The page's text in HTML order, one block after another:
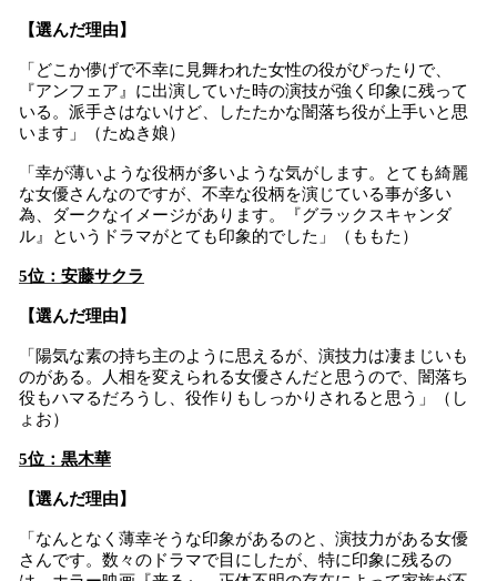
【選んだ理由】
「どこか儚げで不幸に見舞われた女性の役がぴったりで、
『アンフェア』に出演していた時の演技が強く印象に残って
いる。派手さはないけど、したたかな闇落ち役が上手いと思
います」（たぬき娘）
「幸が薄いような役柄が多いような気がします。とても綺麗
な女優さんなのですが、不幸な役柄を演じている事が多い
為、ダークなイメージがあります。『グラックスキャンダ
ル』というドラマがとても印象的でした」（ももた）
5位：安藤サクラ
【選んだ理由】
「陽気な素の持ち主のように思えるが、演技力は凄まじいも
のがある。人相を変えられる女優さんだと思うので、闇落ち
役もハマるだろうし、役作りもしっかりされると思う」（し
ょお）
5位：黒木華
【選んだ理由】
「なんとなく薄幸そうな印象があるのと、演技力がある女優
さんです。数々のドラマで目にしたが、特に印象に残るの